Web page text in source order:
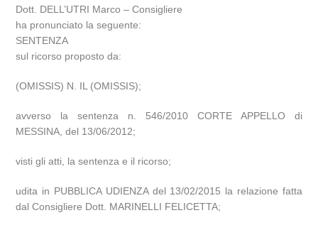
Dott. DELL’UTRI Marco – Consigliere
ha pronunciato la seguente:
SENTENZA
sul ricorso proposto da:
(OMISSIS) N. IL (OMISSIS);
avverso la sentenza n. 546/2010 CORTE APPELLO di
MESSINA, del 13/06/2012;
visti gli atti, la sentenza e il ricorso;
udita in PUBBLICA UDIENZA del 13/02/2015 la relazione fatta
dal Consigliere Dott. MARINELLI FELICETTA;